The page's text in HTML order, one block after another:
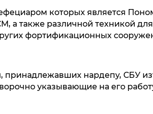
которых является
а также различной техникой для
фортификационных
нардепу, СБУ
указывающие на его